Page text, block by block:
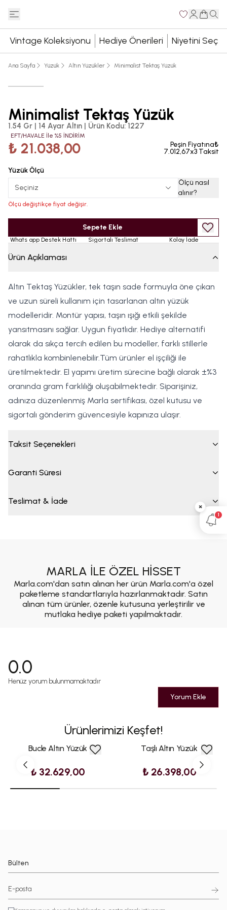
Vintage Koleksiyonu Hediye Önerileri Niyetini Seç
Ana Sayfa Yüzük Altın Yüzükler Minimalist Tektaş Yüzük
Minimalist Tektaş Yüzük
1.54 Gr | 14 Ayar Altın | Ürün Kodu: 1227
EFT/HAVALE İle %5 İNDİRİM
₺ 21.038,00
Peşin Fiyatına₺
7.012,67x3 Taksit
Yüzük Ölçü
Seçiniz
Ölçü nasıl
alınır?
Ölçü değiştikçe fiyat değişir.
Sepete Ekle
Whats app Destek Hattı Sigortalı Teslimat Kolay İade
Ürün Açıklaması
Altın Tektaş Yüzükler, tek taşın sade formuyla öne çıkan
ve uzun süreli kullanım için tasarlanan altın yüzük
modelleridir. Montür yapısı, taşın ışığı etkili şekilde
yansıtmasını sağlar. Uygun fiyatlıdır. Hediye alternatifi
olarak da sıkça tercih edilen bu modeller, farklı stillerle
rahatlıkla kombinlenebilir.Tüm ürünler el işçiliği ile
üretilmektedir. El yapımı üretim sürecine bağlı olarak ±%3
oranında gram farklılığı oluşabilmektedir. Siparişiniz,
adınıza düzenlenmiş Marla sertifikası, özel kutusu ve
sigortalı gönderim güvencesiyle kapınıza ulaşır.
Taksit Seçenekleri
Garanti Süresi
Teslimat & İade
MARLA İLE ÖZEL HİSSET
Marla.com'dan satın alınan her ürün Marla.com'a özel
paketleme standartlarıyla hazırlanmaktadır. Satın
alınan tüm ürünler, özenle kutusuna yerleştirilir ve
mutlaka hediye paketi yapılmaktadır.
0.0
Henüz yorum bulunmamaktadır
Yorum Ekle
Ürünlerimizi Keşfet!
Bucle Altın Yüzük
₺ 32.629,00
Taşlı Altın Yüzük
₺ 26.398,00
Bülten
×
1